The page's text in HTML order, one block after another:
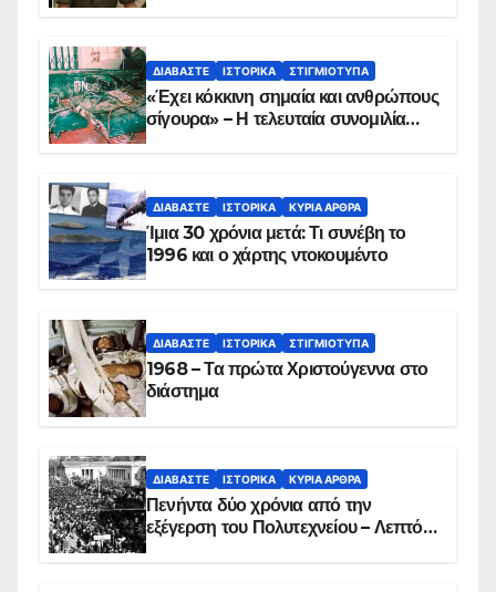
ΔΙΑΒΆΣΤΕ ΙΣΤΟΡΙΚΆ ΣΤΙΓΜΙΌΤΥΠΑ
«Έχει κόκκινη σημαία και ανθρώπους
σίγουρα» – Η τελευταία συνομιλία
ΔΙΑΒΆΣΤΕ ΙΣΤΟΡΙΚΆ ΚΥΡΙΑ ΑΡΘΡΑ
Ίμια 30 χρόνια μετά: Τι συνέβη το
1996 και ο χάρτης ντοκουμέντο
ΔΙΑΒΆΣΤΕ ΙΣΤΟΡΙΚΆ ΣΤΙΓΜΙΌΤΥΠΑ
1968 – Τα πρώτα Χριστούγεννα στο
διάστημα
ΔΙΑΒΆΣΤΕ ΙΣΤΟΡΙΚΆ ΚΥΡΙΑ ΑΡΘΡΑ
Πενήντα δύο χρόνια από την
εξέγερση του Πολυτεχνείου – Λεπτό